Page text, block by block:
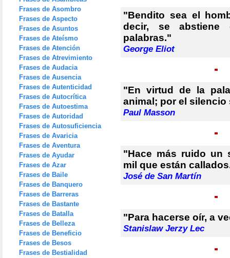
Frases de Asombro
Frases de Aspecto
Frases de Asuntos
Frases de Ateísmo
Frases de Atención
Frases de Atrevimiento
Frases de Audacia
Frases de Ausencia
Frases de Autenticidad
Frases de Autocrítica
Frases de Autoestima
Frases de Autoridad
Frases de Autosuficiencia
Frases de Avaricia
Frases de Aventura
Frases de Ayudar
Frases de Azar
Frases de Baile
Frases de Banquero
Frases de Barreras
Frases de Bastante
Frases de Batalla
Frases de Belleza
Frases de Beneficio
Frases de Besos
Frases de Bestialidad
"Bendito sea el
decir, se abstiene
palabras."
George Eliot
"En virtud de la
animal; por el silencio
Paul Masson
"Hace más ruido un
mil que están
José de San Martín
"Para hacerse oír, a
Stanislaw Jerzy Lec